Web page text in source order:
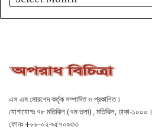
এস এম মোরশেদ কর্তৃক সম্পাদিত ও প্রকাশিত।
যোগাযোগঃ ৭৮ মতিঝিল (৭ম তলা), মতিঝিল, ঢাকা-১০০০।
ফোনঃ +৮৮-০২-৯৫৭০৯৩৩